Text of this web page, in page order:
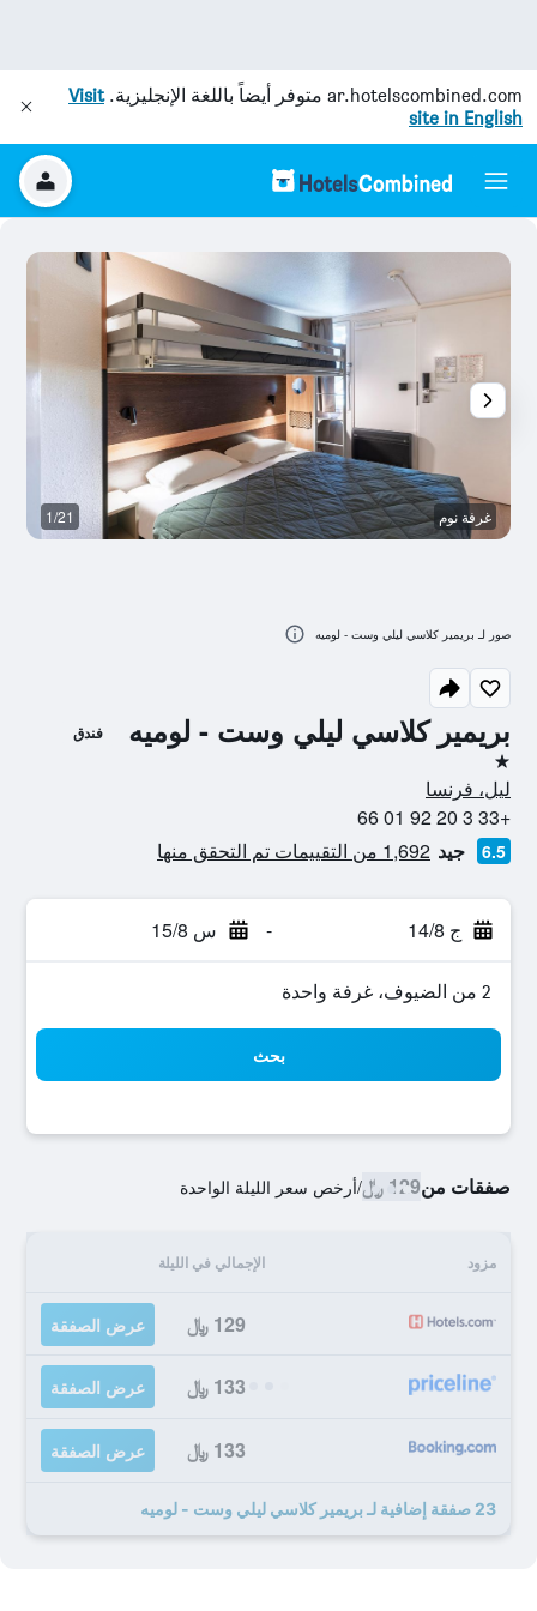
ar.hotelscombined.com متوفر أيضاً باللغة الإنجليزية.Visit
site in English
بريمير كلاسي ليلي وست - لوميه فندق
نجمة واحدة
ليل، فرنسا
+33 3 20 92 01 66
6.5 جيد 1,692 من التقييمات تم التحقق منها
ج 14/8 - س 15/8
2 من الضيوف، غرفة واحدة
بحث
صفقات من129 ﷼ /أرخص سعر الليلة الواحدة
مزود الإجمالي في الليلة
129 ﷼ عرض الصفقة
133 ﷼ عرض الصفقة
133 ﷼ عرض الصفقة
23 صفقة إضافية لـ بريمير كلاسي ليلي وست - لوميه
غرفة نوم 1/21
صور لـ بريمير كلاسي ليلي وست - لوميه